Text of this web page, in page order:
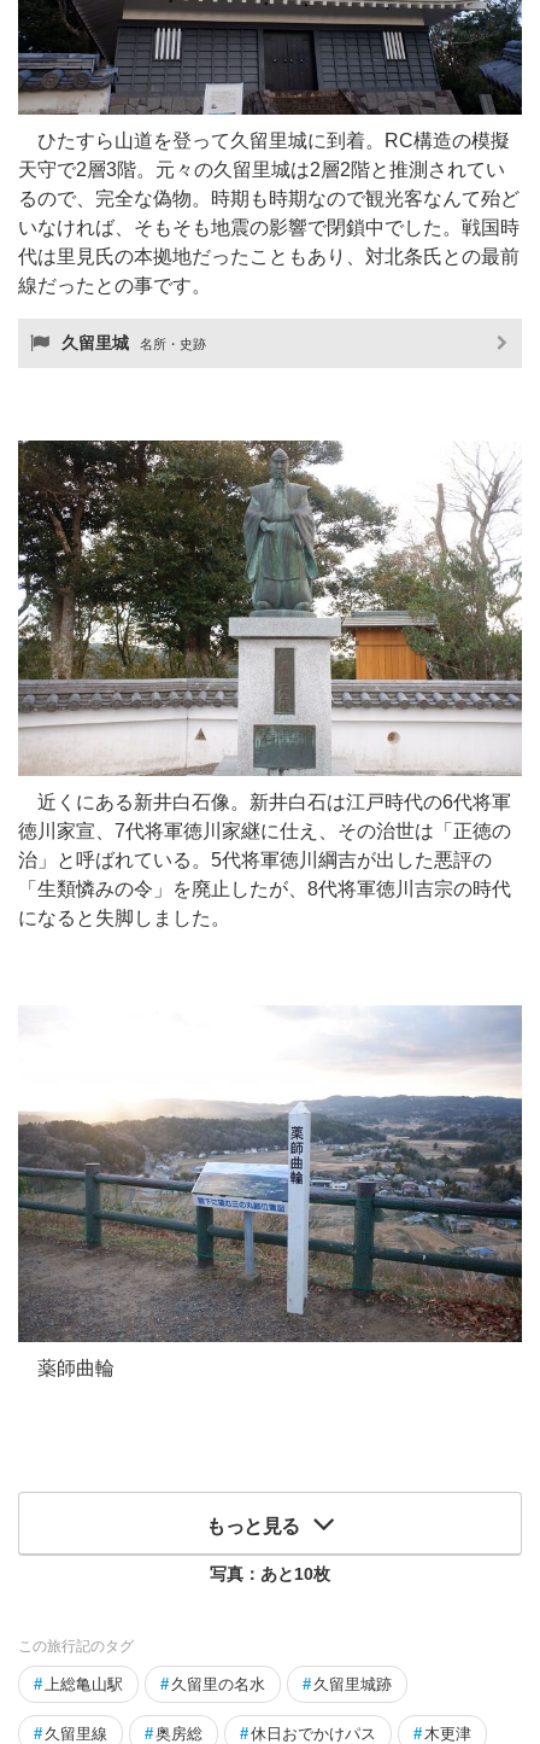
ひたすら山道を登って久留里城に到着。RC構造の模擬
天守で2層3階。元々の久留里城は2層2階と推測されてい
るので、完全な偽物。時期も時期なので観光客なんて殆ど
いなければ、そもそも地震の影響で閉鎖中でした。戦国時
代は里見氏の本拠地だったこともあり、対北条氏との最前
線だったとの事です。
久留里城 名所・史跡
近くにある新井白石像。新井白石は江戸時代の6代将軍
徳川家宣、7代将軍徳川家継に仕え、その治世は「正徳の
治」と呼ばれている。5代将軍徳川綱吉が出した悪評の
「生類憐みの令」を廃止したが、8代将軍徳川吉宗の時代
になると失脚しました。
薬師曲輪
もっと見る
写真：あと10枚
この旅行記のタグ
# 上総亀山駅 # 久留里の名水 # 久留里城跡
# 久留里線 #奥房総 #休日おでかけパス # 木更津